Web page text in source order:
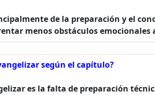
de la preparación y el
menos obstáculos
según el capítulo?
es la falta de preparación